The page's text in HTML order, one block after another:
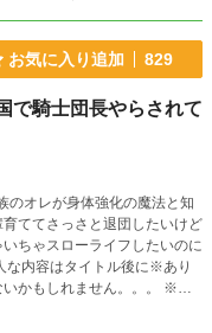
お気に入り追加 829
で騎士団長やらされて
のオレが身体強化の魔法と知
ててさっさと退団したいけど
ちゃスローライフしたいのに
な内容はタイトル後に※あり
いかもしれません。。。 ※処
りあえず完結目指して頑張り